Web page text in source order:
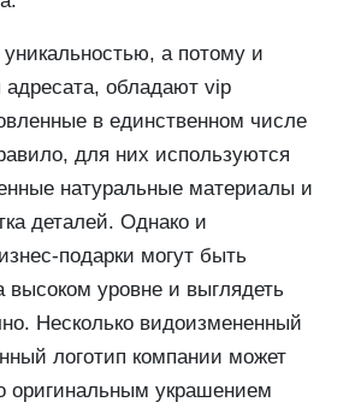
а потому и
обладают vip
в единственном числе
для них используются
натуральные материалы и
деталей. Однако и
подарки могут быть
высоком уровне и выглядеть
Несколько видоизмененный
логотип компании может
оригинальным украшением